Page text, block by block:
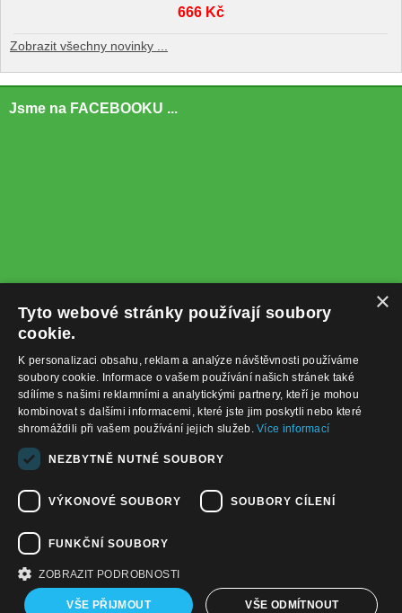
666 Kč
Zobrazit všechny novinky ...
Jsme na FACEBOOKU ...
+420732122225
obchod@baterie-nabijecka.cz
Navigace
Úvodní strana
Nákupní košík
Kontaktní informace
×
Tyto webové stránky používají soubory
cookie.
K personalizaci obsahu, reklam a analýze návštěvnosti používáme
soubory cookie. Informace o vašem používání našich stránek také
sdílíme s našimi reklamními a analytickými partnery, kteří je mohou
kombinovat s dalšími informacemi, které jste jim poskytli nebo které
shromáždili při vašem používání jejich služeb.Více informací
NEZBYTNĚ NUTNÉ SOUBORY
VÝKONOVÉ SOUBORY SOUBORY CÍLENÍ
FUNKČNÍ SOUBORY
ZOBRAZIT PODROBNOSTI
VŠE PŘIJMOUT VŠE ODMÍTNOUT